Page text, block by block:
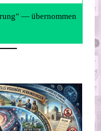
— übernommen